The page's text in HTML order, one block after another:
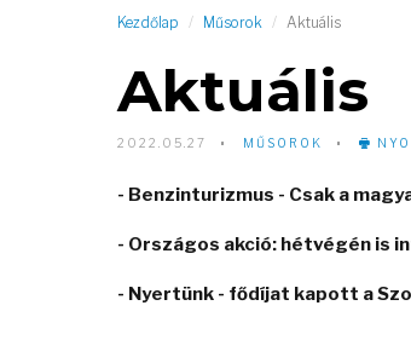
Kezdőlap Műsorok Aktuális
Aktuális
2022.05.27 MŰSOROK
- Benzinturizmus - Csak a
- Országos akció: hétvégén is
- Nyertünk - fődíjat kapott a